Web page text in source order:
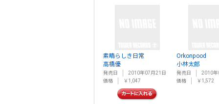
素晴らしき日常
高橋優
発売日
2010年07月21日
価格
￥1,047
Orkonpood
小林太郎
発売日
2010年
価格
￥1,572